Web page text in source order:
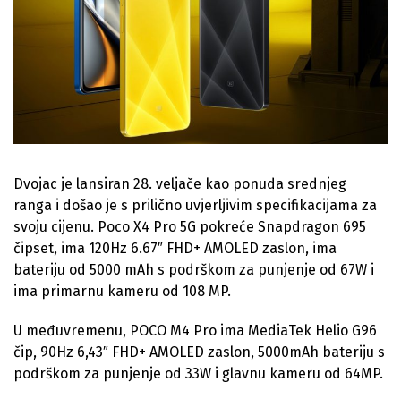
Dvojac je lansiran 28. veljače kao ponuda srednjeg
ranga i došao je s prilično uvjerljivim specifikacijama za
svoju cijenu. Poco X4 Pro 5G pokreće Snapdragon 695
čipset, ima 120Hz 6.67″ FHD+ AMOLED zaslon, ima
bateriju od 5000 mAh s podrškom za punjenje od 67W i
ima primarnu kameru od 108 MP.
U međuvremenu, POCO M4 Pro ima MediaTek Helio G96
čip, 90Hz 6,43″ FHD+ AMOLED zaslon, 5000mAh bateriju s
podrškom za punjenje od 33W i glavnu kameru od 64MP.